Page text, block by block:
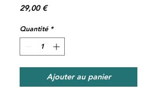
29,00 €Prix
Quantité *
Ajouter au panier